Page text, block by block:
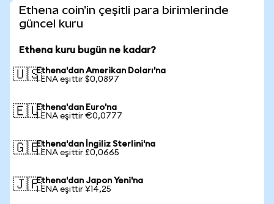
Ethena coin'in çeşitli para birimlerinde
güncel kuru
Ethena kuru bugün ne kadar?
🇺🇸Ethena'dan Amerikan Doları'na
1 ENA eşittir $0,0897
🇪🇺Ethena'dan Euro'na
1 ENA eşittir €0,0777
🇬🇧Ethena'dan İngiliz Sterlini'na
1 ENA eşittir £0,0665
🇯🇵Ethena'dan Japon Yeni'na
1 ENA eşittir ¥14,25